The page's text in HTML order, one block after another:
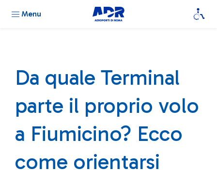
Menu
Da quale Terminal
parte il proprio volo
a Fiumicino? Ecco
come orientarsi